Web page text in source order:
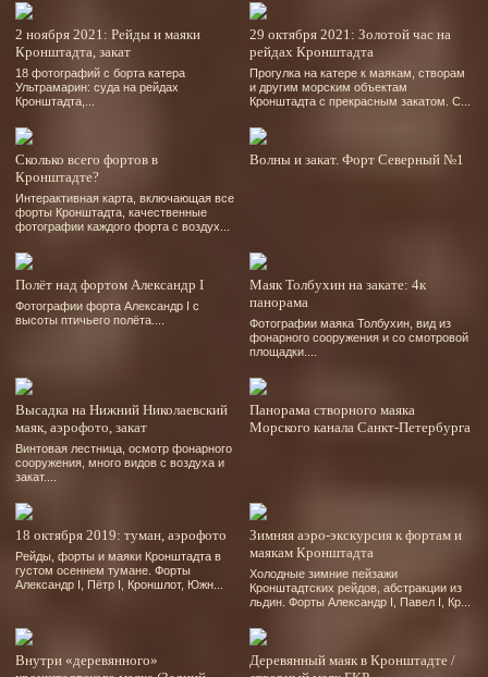
2 ноября 2021: Рейды и маяки
Кронштадта, закат
18 фотографий с борта катера
Ультрамарин: суда на рейдах
Кронштадта,...
29 октября 2021: Золотой час на
рейдах Кронштадта
Прогулка на катере к маякам, створам
и другим морским объектам
Кронштадта с прекрасным закатом. С...
Сколько всего фортов в
Кронштадте?
Интерактивная карта, включающая все
форты Кронштадта, качественные
фотографии каждого форта с воздух...
Волны и закат. Форт Северный №1
Полёт над фортом Александр І
Фотографии форта Александр І с
высоты птичьего полёта....
Маяк Толбухин на закате: 4к
панорама
Фотографии маяка Толбухин, вид из
фонарного сооружения и со смотровой
площадки....
Высадка на Нижний Николаевский
маяк, аэрофото, закат
Винтовая лестница, осмотр фонарного
сооружения, много видов с воздуха и
закат....
Панорама створного маяка
Морского канала Санкт-Петербурга
18 октября 2019: туман, аэрофото
Рейды, форты и маяки Кронштадта в
густом осеннем тумане. Форты
Александр І, Пётр І, Кроншлот, Южн...
Зимняя аэро-экскурсия к фортам и
маякам Кронштадта
Холодные зимние пейзажи
Кронштадтских рейдов, абстракции из
льдин. Форты Александр І, Павел І, Кр...
Внутри «деревянного»
Деревянный маяк в Кронштадте /